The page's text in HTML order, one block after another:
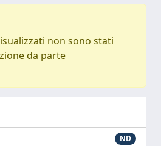
non sono stati
da parte
ND